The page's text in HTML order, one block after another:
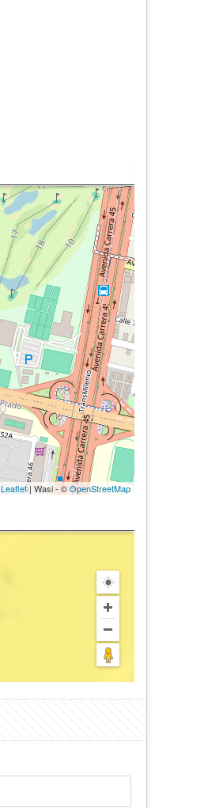
Leaflet| Wasi - ©OpenStreetMap